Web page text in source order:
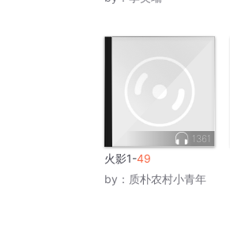
1361
火影1-49
by： 质朴农村小青年